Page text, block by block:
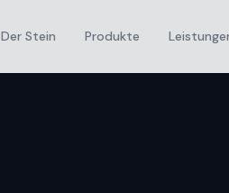
Der Stein Produkte